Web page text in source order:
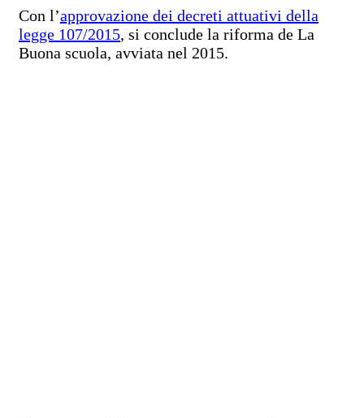
Con l’approvazione dei decreti attuativi della
legge 107/2015, si conclude la riforma de La
Buona scuola, avviata nel 2015.